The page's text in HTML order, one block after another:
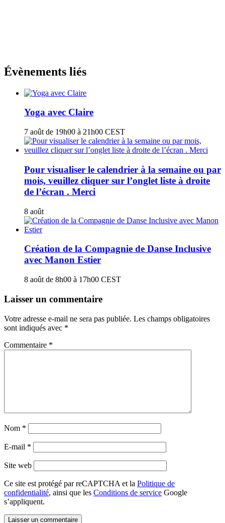
Évènements liés
Yoga avec Claire
7 août de 19h00 à 21h00 CEST
Pour visualiser le calendrier à la semaine ou par
mois, veuillez cliquer sur l’onglet liste à droite
de l’écran . Merci
8 août
Création de la Compagnie de Danse Inclusive
avec Manon Estier
8 août de 8h00 à 17h00 CEST
Laisser un commentaire
Votre adresse e-mail ne sera pas publiée. Les champs obligatoires
sont indiqués avec *
Commentaire *
Nom *
E-mail *
Site web
Ce site est protégé par reCAPTCHA et la Politique de
confidentialité, ainsi que les Conditions de service Google
s’appliquent.